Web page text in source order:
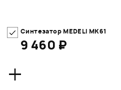
Синтезатор MEDELI MK61
9 460 ₽
+